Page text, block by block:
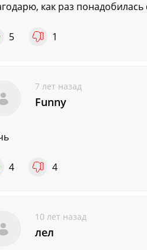
как раз
5 1
7 лет назад
Funny
4 4
10 лет назад
лел